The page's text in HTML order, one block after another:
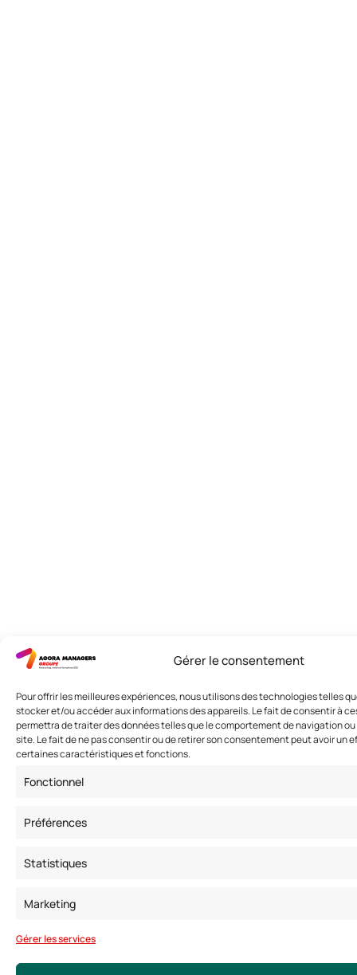
Gérer le consentement
Pour offrir les meilleures expériences, nous utilisons des technologies telles
stocker et/ou accéder aux informations des appareils. Le fait de consentir à
permettra de traiter des données telles que le comportement de navigation ou
site. Le fait de ne pas consentir ou de retirer son consentement peut avoir un
certaines caractéristiques et fonctions.
Fonctionnel
Préférences
Statistiques
Marketing
Gérer les services